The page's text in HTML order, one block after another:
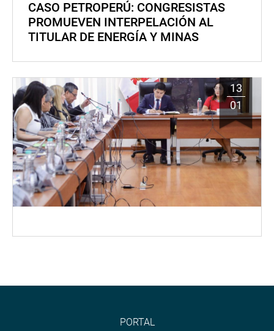
CASO PETROPERÚ: CONGRESISTAS
PROMUEVEN INTERPELACIÓN AL
TITULAR DE ENERGÍA Y MINAS
13
01
PORTAL